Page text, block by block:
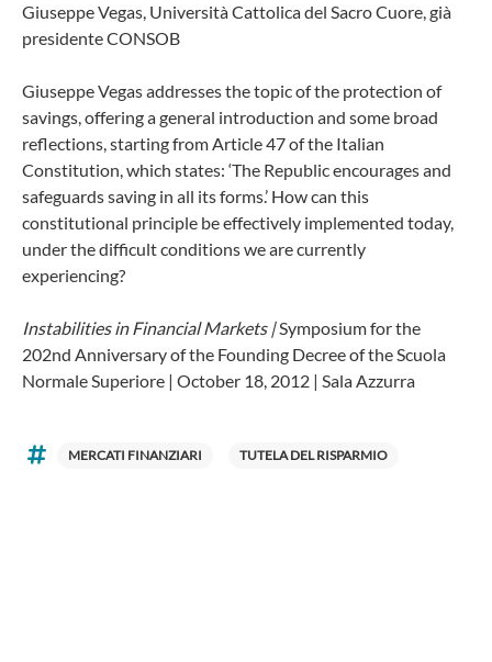
Giuseppe Vegas, Università Cattolica del Sacro Cuore, già
presidente CONSOB
Giuseppe Vegas addresses the topic of the protection of
savings, offering a general introduction and some broad
reflections, starting from Article 47 of the Italian
Constitution, which states: ‘The Republic encourages and
safeguards saving in all its forms.’ How can this
constitutional principle be effectively implemented today,
under the difficult conditions we are currently
experiencing?
Instabilities in Financial Markets |Symposium for the
202nd Anniversary of the Founding Decree of the Scuola
Normale Superiore | October 18, 2012 | Sala Azzurra
MERCATI FINANZIARI TUTELA DEL RISPARMIO